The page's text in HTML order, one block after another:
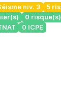
niv. 3
5
0
0 ICPE